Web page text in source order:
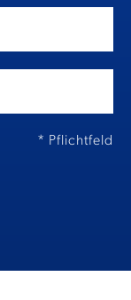
* Pflichtfeld